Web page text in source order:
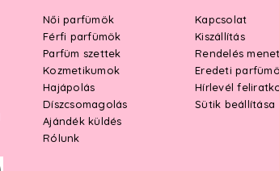
Női parfümök
Férfi parfümök
Parfüm szettek
Kozmetikumok
Hajápolás
Díszcsomagolás
Ajándék küldés
Rólunk
Kapcsolat
Kiszállítás
Rendelés
Eredeti
Hírlevél
Sütik beállítása